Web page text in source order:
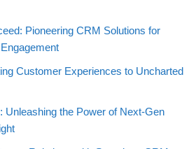
Pioneering CRM Solutions for
Customer Experiences to Uncharted
Unleashing the Power of Next-Gen